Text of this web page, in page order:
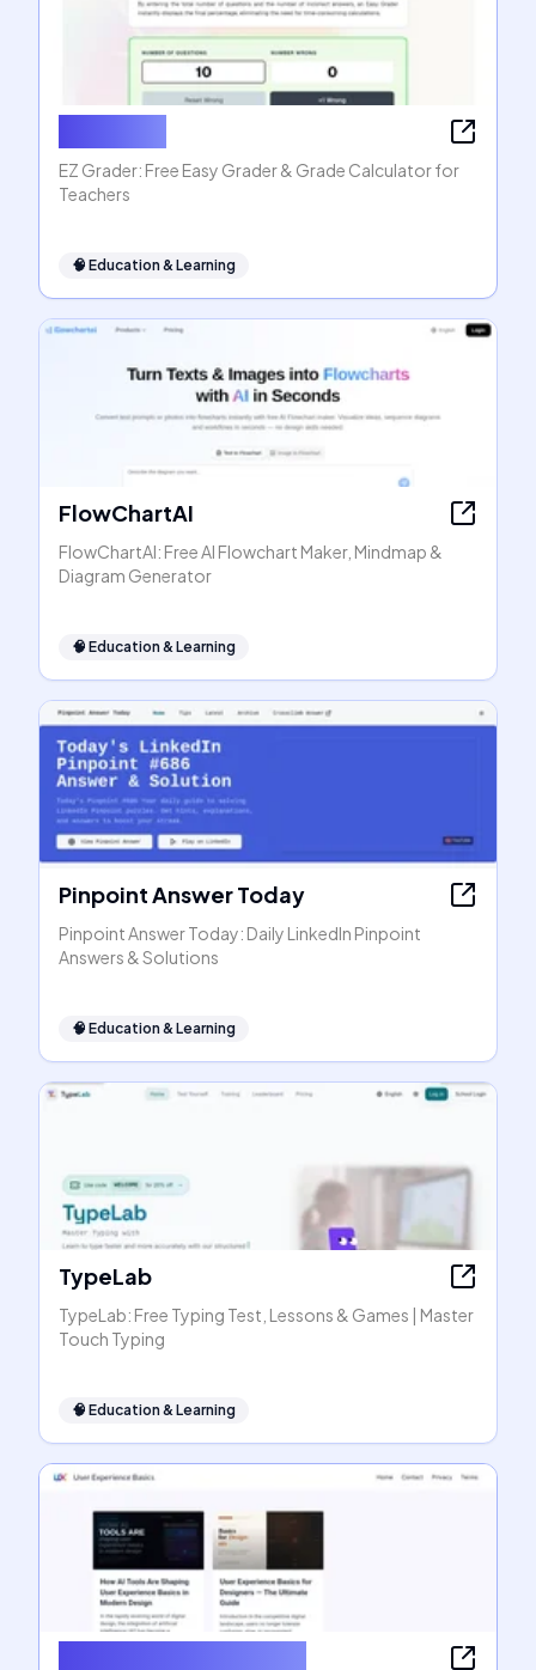
EZ Grader: Free Easy Grader & Grade Calculator for
Teachers
🧠 Education & Learning
FlowChartAI
FlowChartAI: Free AI Flowchart Maker, Mindmap &
Diagram Generator
🧠 Education & Learning
Pinpoint Answer Today
Pinpoint Answer Today: Daily LinkedIn Pinpoint
Answers & Solutions
🧠 Education & Learning
TypeLab
TypeLab: Free Typing Test, Lessons & Games | Master
Touch Typing
🧠 Education & Learning